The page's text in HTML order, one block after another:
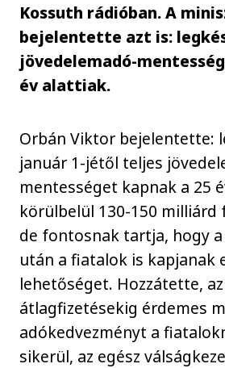
Kossuth rádióban. A
bejelentette azt is:
jövedelemadó-
év alattiak.
Orbán Viktor bejelentette:
január 1-jétől teljes
mentességet kapnak a 25
körülbelül 130-150
de fontosnak tartja, hogy
után a fiatalok is kapjanak
lehetőséget. Hozzátette, az
átlagfizetésekig érdemes
adókedvezményt a
sikerül, az egész